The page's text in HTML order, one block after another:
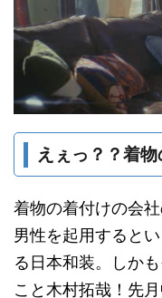
えぇっ？？着
着物の着付けの会
男性を起用すると
る日本和装。しか
こと木村拓哉！先